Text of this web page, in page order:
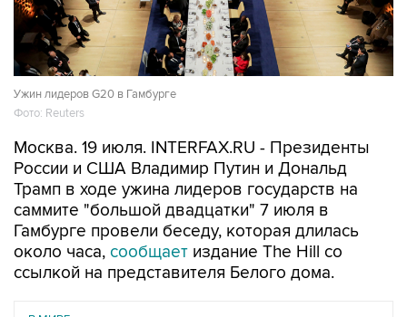
Ужин лидеров G20 в Гамбурге
Фото: Reuters
Москва. 19 июля. INTERFAX.RU - Президенты
России и США Владимир Путин и Дональд
Трамп в ходе ужина лидеров государств на
саммите "большой двадцатки" 7 июля в
Гамбурге провели беседу, которая длилась
около часа, сообщает издание The Hill со
ссылкой на представителя Белого дома.